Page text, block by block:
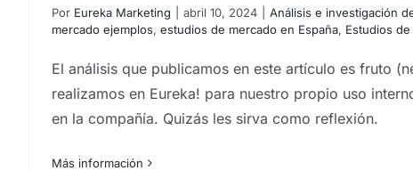
Por Eureka Marketing abril 10, 2024 Análisis e investigación
mercado ejemplos, estudios de mercado en España, Estudios
El análisis que publicamos en este artículo es fruto
realizamos en Eureka! para nuestro propio uso
en la compañía. Quizás les sirva como reflexión.
Más información